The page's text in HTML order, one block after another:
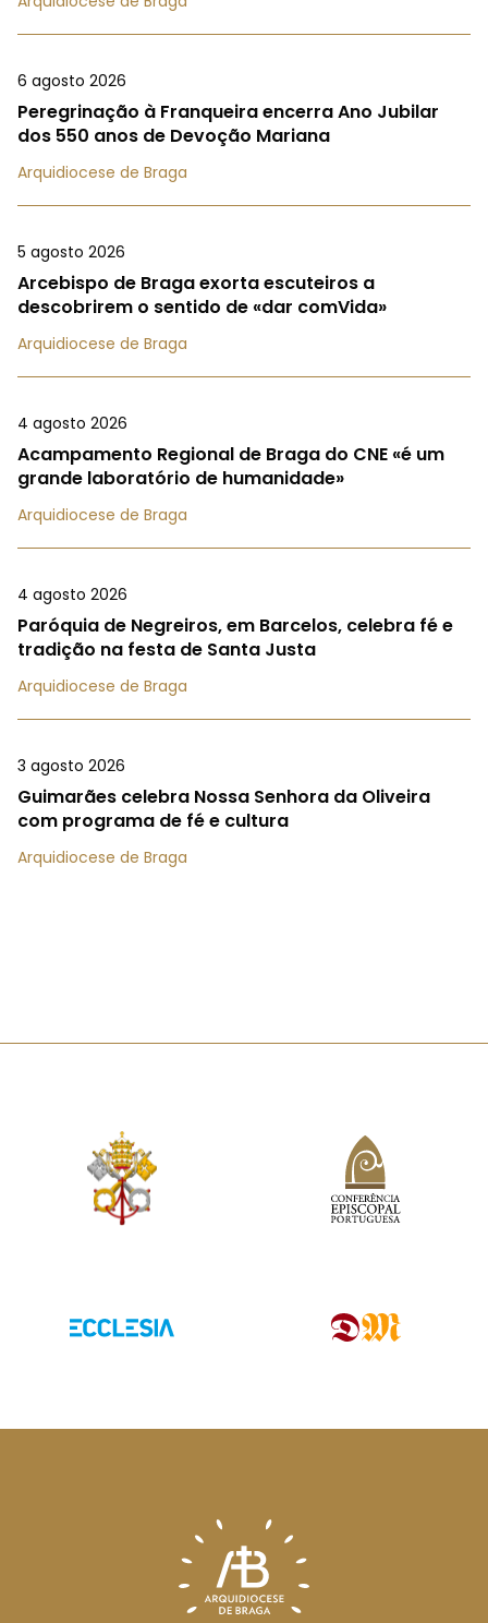
6 agosto 2026
Peregrinação à Franqueira encerra Ano Jubilar
dos 550 anos de Devoção Mariana
Arquidiocese de Braga
5 agosto 2026
Arcebispo de Braga exorta escuteiros a
descobrirem o sentido de «dar comVida»
Arquidiocese de Braga
4 agosto 2026
Acampamento Regional de Braga do CNE «é um
grande laboratório de humanidade»
Arquidiocese de Braga
4 agosto 2026
Paróquia de Negreiros, em Barcelos, celebra fé e
tradição na festa de Santa Justa
Arquidiocese de Braga
3 agosto 2026
Guimarães celebra Nossa Senhora da Oliveira
com programa de fé e cultura
Arquidiocese de Braga